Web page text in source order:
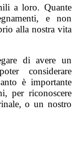
a loro. Quante
e non
alla nostra vita
di avere un
considerare
è importante
per riconoscere
o un nostro